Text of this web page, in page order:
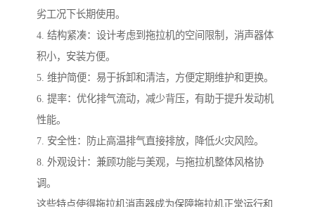
劣工况下长期使用。
4. 结构紧凑：设计考虑到拖拉机的空间限制，消声器体
积小，安装方便。
5. 维护简便：易于拆卸和清洁，方便定期维护和更换。
6. 提率：优化排气流动，减少背压，有助于提升发动机
性能。
7. 安全性：防止高温排气直接排放，降低火灾风险。
8. 外观设计：兼顾功能与美观，与拖拉机整体风格协
调。
这些特点使得拖拉机消声器成为保障拖拉机正常运行和